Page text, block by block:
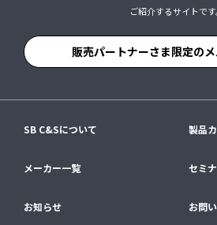
ご紹介するサイトです
販売パートナーさま限定の
SB C&Sについて 製品
メーカー一覧 セミ
お知らせ お問